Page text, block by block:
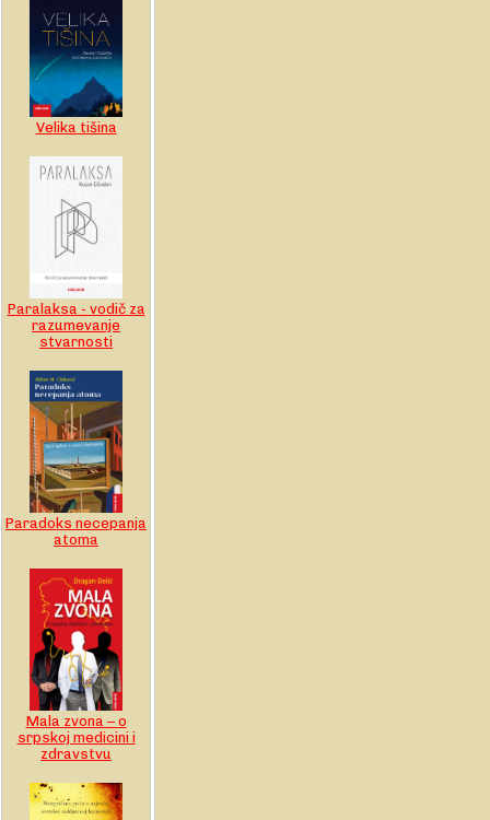
Velika tišina
Paralaksa - vodič za
razumevanje
stvarnosti
Paradoks necepanja
atoma
Mala zvona – o
srpskoj medicini i
zdravstvu